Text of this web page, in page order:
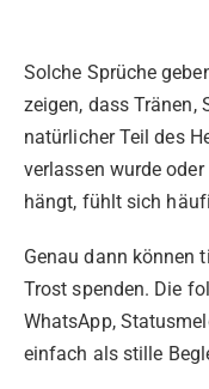
Solche Sprüche
zeigen, dass Tränen,
natürlicher Teil des
verlassen wurde
hängt, fühlt sich
Genau dann können
Trost spenden. Die
WhatsApp,
einfach als stille